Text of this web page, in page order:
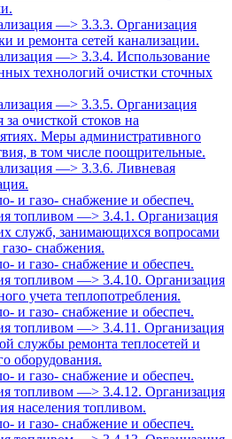
—> 3.3.3. Организация
и ремонта сетей канализации.
—> 3.3.4. Использование
технологий очистки сточных
—> 3.3.5. Организация
за очисткой стоков на
Меры административного
в том числе поощрительные.
—> 3.3.6. Ливневая
и газо- снабжение и обеспеч.
топливом —> 3.4.1. Организация
служб, занимающихся вопросами
снабжения.
и газо- снабжение и обеспеч.
топливом —> 3.4.10. Организация
учета теплопотребления.
и газо- снабжение и обеспеч.
топливом —> 3.4.11. Организация
службы ремонта теплосетей и
оборудования.
и газо- снабжение и обеспеч.
топливом —> 3.4.12. Организация
населения топливом.
и газо- снабжение и обеспеч.